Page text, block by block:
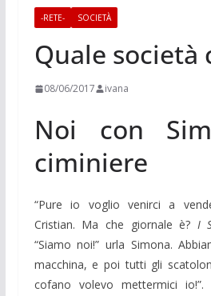
-RETE- SOCIETÀ
Quale società
08/06/2017 ivana
Noi con
ciminiere
“Pure io voglio venirci a
Cristian. Ma che giornale è? I
“Siamo noi!” urla Simona.
macchina, e poi tutti gli
cofano volevo mettermici